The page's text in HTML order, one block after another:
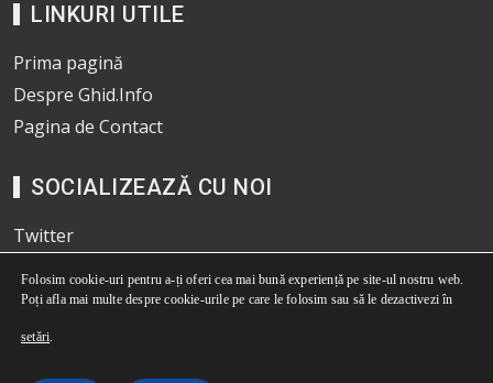
LINKURI UTILE
Prima pagină
Despre Ghid.Info
Pagina de Contact
SOCIALIZEAZĂ CU NOI
Twitter
Facebook
© 2026
ghid.info poate primi un comision de afiliere, acest lucru nu interfereaza cu
Folosim cookie-uri pentru a-ți oferi cea mai bună experiență pe site-ul nostru web.
Poți afla mai multe despre cookie-urile pe care le folosim sau să le dezactivezi în
setări.